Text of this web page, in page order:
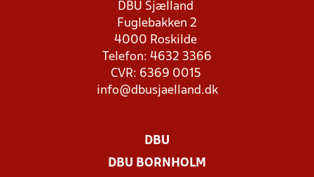
DBU Sjælland
Fuglebakken 2
4000 Roskilde
Telefon: 4632 3366
CVR: 6369 0015
info@dbusjaelland.dk
DBU
DBU BORNHOLM